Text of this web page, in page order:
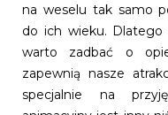
na weselu tak samo
do ich wieku.
warto zadbać o
zapewnią nasze
specjalnie na